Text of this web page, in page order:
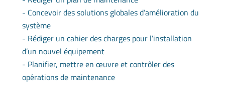
- Concevoir des solutions globales d’amélioration du
système
- Rédiger un cahier des charges pour l’installation
d’un nouvel équipement
- Planifier, mettre en œuvre et contrôler des
opérations de maintenance